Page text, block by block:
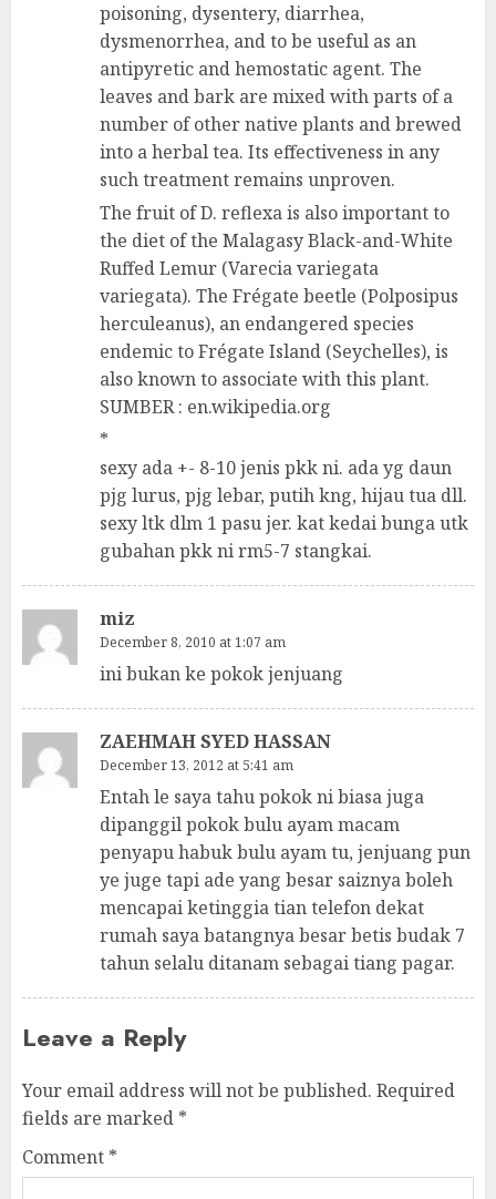
poisoning, dysentery, diarrhea,
dysmenorrhea, and to be useful as an
antipyretic and hemostatic agent. The
leaves and bark are mixed with parts of a
number of other native plants and brewed
into a herbal tea. Its effectiveness in any
such treatment remains unproven.
The fruit of D. reflexa is also important to
the diet of the Malagasy Black-and-White
Ruffed Lemur (Varecia variegata
variegata). The Frégate beetle (Polposipus
herculeanus), an endangered species
endemic to Frégate Island (Seychelles), is
also known to associate with this plant.
SUMBER : en.wikipedia.org
*
sexy ada +- 8-10 jenis pkk ni. ada yg daun
pjg lurus, pjg lebar, putih kng, hijau tua dll.
sexy ltk dlm 1 pasu jer. kat kedai bunga utk
gubahan pkk ni rm5-7 stangkai.
miz
December 8, 2010 at 1:07 am
ini bukan ke pokok jenjuang
ZAEHMAH SYED HASSAN
December 13, 2012 at 5:41 am
Entah le saya tahu pokok ni biasa juga
dipanggil pokok bulu ayam macam
penyapu habuk bulu ayam tu, jenjuang pun
ye juge tapi ade yang besar saiznya boleh
mencapai ketinggia tian telefon dekat
rumah saya batangnya besar betis budak 7
tahun selalu ditanam sebagai tiang pagar.
Leave a Reply
Your email address will not be published. Required
fields are marked *
Comment *